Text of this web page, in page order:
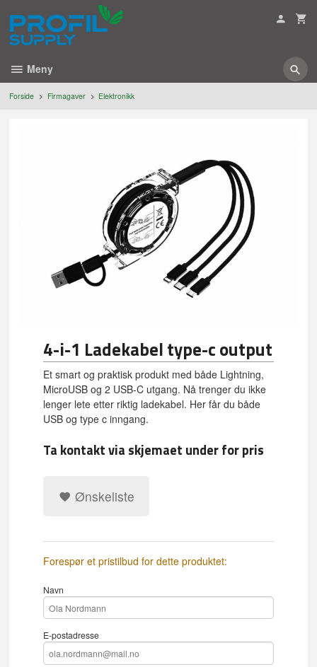
innholdet
Meny
Forside Firmagaver Elektronikk
4-i-1 Ladekabel type-c output
Et smart og praktisk produkt med både Lightning,
MicroUSB og 2 USB-C utgang. Nå trenger du ikke
lenger lete etter riktig ladekabel. Her får du både
USB og type c inngang.
Ta kontakt via skjemaet under for pris
Ønskeliste
Forespør et pristilbud for dette produktet:
Navn
E-postadresse